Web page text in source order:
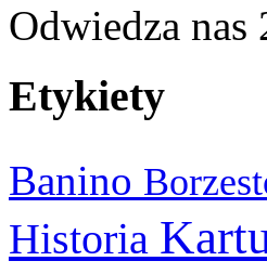
Odwiedza
Etykiety
Banino
Historia